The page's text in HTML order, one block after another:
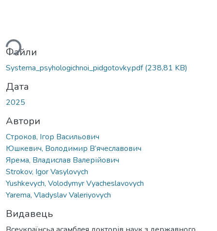
Файли
Systema_psyhologichnoi_pidgotovky.pdf(238,81 KB)
Дата
2025
Автори
Строков, Ігор Васильович
Юшкевич, Володимир В’ячеславович
Ярема, Владислав Валерійович
Strokov, Igor Vasylovych
Yushkevych, Volodymyr Vyacheslavovych
Yarema, Vladyslav Valeriyovych
Видавець